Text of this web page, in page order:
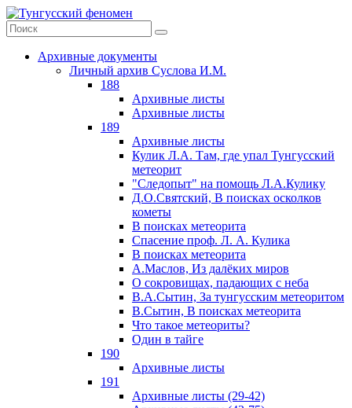
Архивные документы
Личный архив Суслова И.М.
188
Архивные листы
Архивные листы
189
Архивные листы
Кулик Л.А. Там, где упал Тунгусский
метеорит
"Следопыт" на помощь Л.А.Кулику
Д.О.Святский, В поисках осколков
кометы
В поисках метеорита
Спасение проф. Л. А. Кулика
В поисках метеорита
А.Маслов, Из далёких миров
О сокровищах, падающих с неба
В.А.Сытин, За тунгусским метеоритом
В.Сытин, В поисках метеорита
Что такое метеориты?
Один в тайге
190
Архивные листы
191
Архивные листы (29-42)